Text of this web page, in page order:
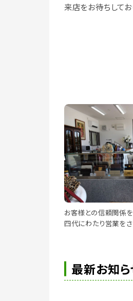
来店をお待ちしてお
お客様との信頼関係
四代にわたり営業をさ
最新お知ら